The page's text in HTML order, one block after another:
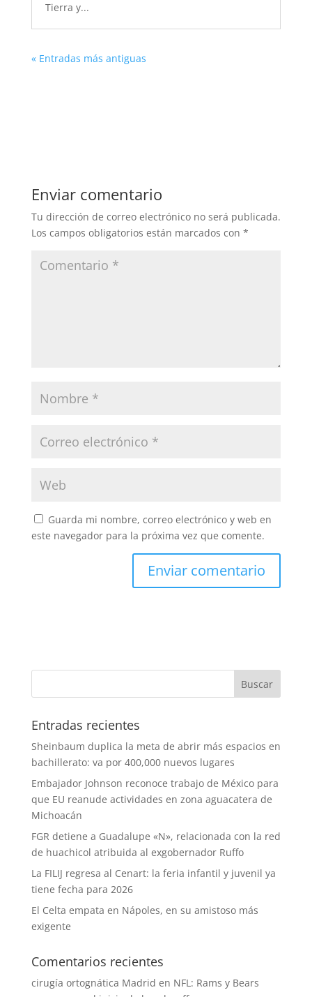
Tierra y...
« Entradas más antiguas
Enviar comentario
Tu dirección de correo electrónico no será publicada.
Los campos obligatorios están marcados con *
Guarda mi nombre, correo electrónico y web en
este navegador para la próxima vez que comente.
Entradas recientes
Sheinbaum duplica la meta de abrir más espacios en
bachillerato: va por 400,000 nuevos lugares
Embajador Johnson reconoce trabajo de México para
que EU reanude actividades en zona aguacatera de
Michoacán
FGR detiene a Guadalupe «N», relacionada con la red
de huachicol atribuida al exgobernador Ruffo
La FILIJ regresa al Cenart: la feria infantil y juvenil ya
tiene fecha para 2026
El Celta empata en Nápoles, en su amistoso más
exigente
Comentarios recientes
cirugía ortognática Madrid en NFL: Rams y Bears